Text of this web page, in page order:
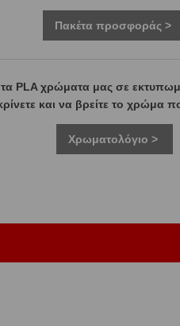
Πακέτα προσφοράς >
τα PLA χρώματα μας σε
και να βρείτε το χρώμα
Χρωματολόγιο >